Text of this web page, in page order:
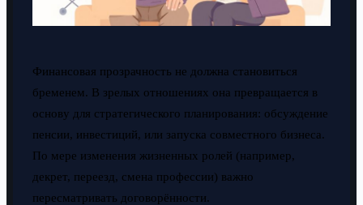
Финансовая прозрачность не должна становиться
бременем. В зрелых отношениях она превращается в
основу для стратегического планирования: обсуждение
пенсии, инвестиций, или запуска совместного бизнеса.
По мере изменения жизненных ролей (например,
декрет, переезд, смена профессии) важно
пересматривать договорённости.